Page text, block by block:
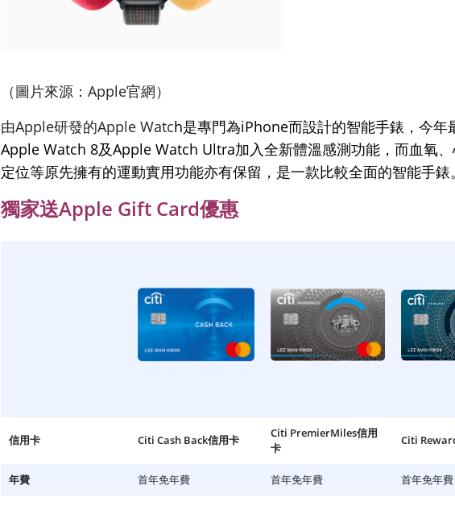
（圖片來源：Apple官網）
由Apple研發的Apple Watch是專門為iPhone而設計的智能手錶，今年
Apple Watch 8及Apple Watch Ultra加入全新體溫感測功能，而血氧、
定位等原先擁有的運動實用功能亦有保留，是一款比較全面的智能手錶。
獨家送Apple Gift Card優惠
信用卡 Citi Cash Back信用卡
Citi PremierMiles信用
卡
Citi
年費 首年免年費 首年免年費 首年免年費